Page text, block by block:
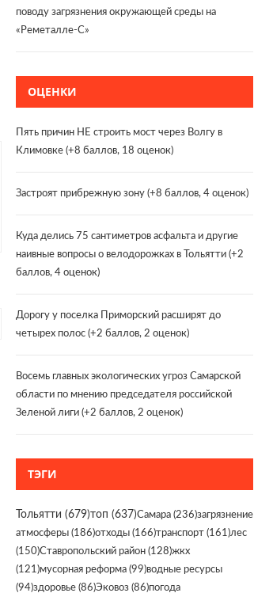
поводу загрязнения окружающей среды на
«Реметалле-С»
ОЦЕНКИ
Пять причин НЕ строить мост через Волгу в
Климовке (+8 баллов, 18 оценок)
Застроят прибрежную зону (+8 баллов, 4 оценок)
Куда делись 75 сантиметров асфальта и другие
наивные вопросы о велодорожках в Тольятти (+2
баллов, 4 оценок)
Дорогу у поселка Приморский расширят до
четырех полос (+2 баллов, 2 оценок)
Восемь главных экологических угроз Самарской
области по мнению председателя российской
Зеленой лиги (+2 баллов, 2 оценок)
ТЭГИ
Тольятти (679)топ (637)Самара (236)загрязнение
атмосферы (186)отходы (166)транспорт (161)лес
(150)Ставропольский район (128)жкх
(121)мусорная реформа (99)водные ресурсы
(94)здоровье (86)Эковоз (86)погода